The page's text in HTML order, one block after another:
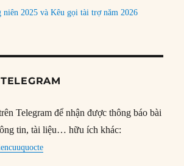
niên 2025 và Kêu gọi tài trợ năm 2026
Telegram để nhận được thông báo bài
tin, tài liệu… hữu ích khác: